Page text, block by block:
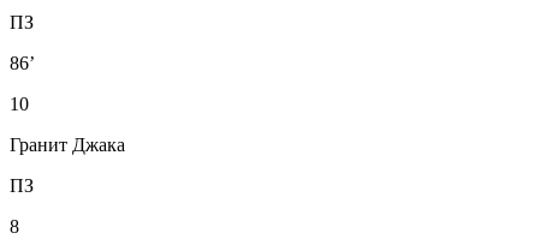
ПЗ
86’
10
Гранит Джака
ПЗ
8